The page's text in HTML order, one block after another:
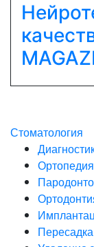
Previous
Стоматология
Ортопедия